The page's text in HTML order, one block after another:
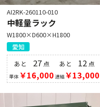
AI2RK-260110-010
中軽量ラック
W1800×D600×H1800
愛知
あと 27点
単体 ￥16,000
あと 12 点
連結￥13,000